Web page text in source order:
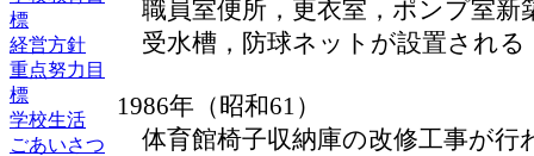
標
経営方針
重点努力目
標
学校生活
ごあいさつ
職員室便所，更衣室，ポンプ室新
受水槽，防球ネットが設置される
1986年（昭和61）
体育館椅子収納庫の改修工事が行